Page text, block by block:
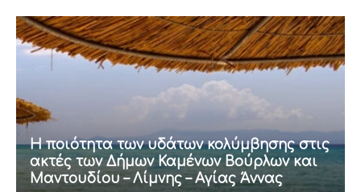
Η ποιότητα των υδάτων κολύμβησης στις
ακτές των Δήμων Καμένων Βούρλων και
Μαντουδίου – Λίμνης – Αγίας Άννας